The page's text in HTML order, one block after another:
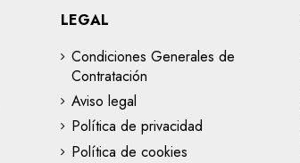
LEGAL
Condiciones Generales de
Contratación
Aviso legal
Política de privacidad
Política de cookies